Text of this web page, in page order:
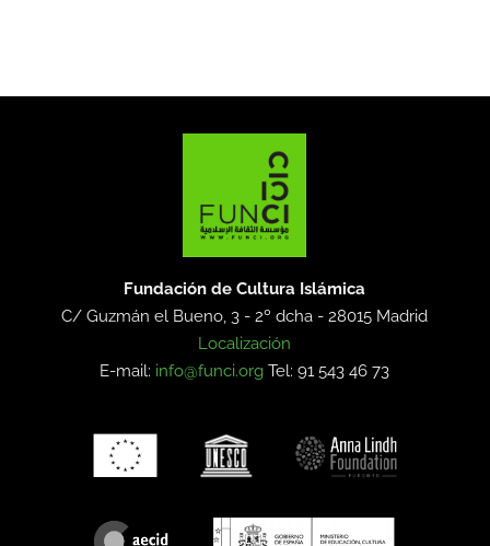
Fundación de Cultura Islámica
C/ Guzmán el Bueno, 3 - 2º dcha -28015 Madrid
Localización
E-mail: info@funci.org Tel: 91 543 46 73